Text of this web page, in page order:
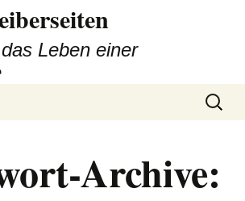
Leben einer
Suchen
nach:
Archive: